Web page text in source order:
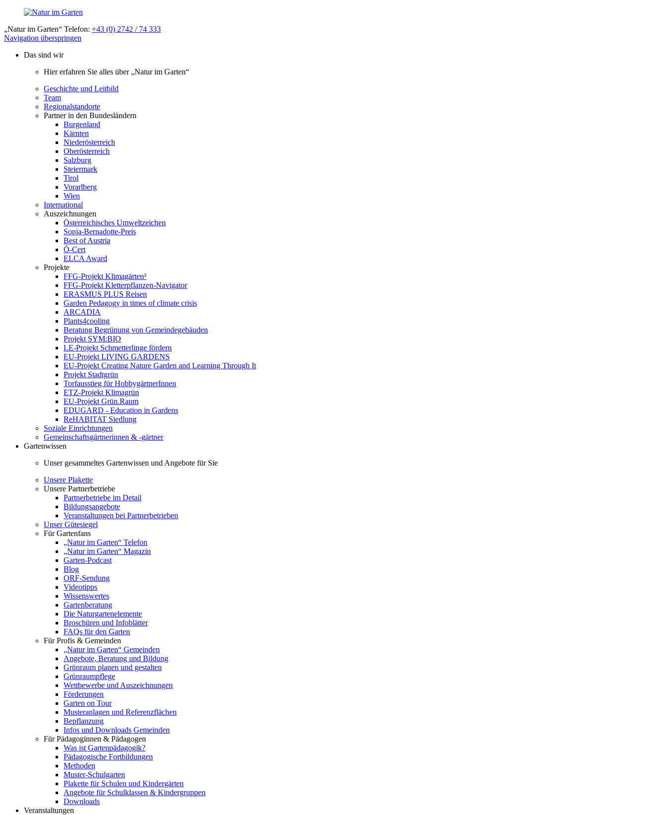
„Natur im Garten“ Telefon: +43 (0) 2742 / 74 333
Navigation überspringen
Das sind wir
Hier erfahren Sie alles über „Natur im Garten“
Geschichte und Leitbild
Team
Regionalstandorte
Partner in den Bundesländern
Burgenland
Kärnten
Niederösterreich
Oberösterreich
Salzburg
Steiermark
Tirol
Vorarlberg
Wien
International
Auszeichnungen
Österreichisches Umweltzeichen
Sonja-Bernadotte-Preis
Best of Austria
Ö-Cert
ELCA Award
Projekte
FFG-Projekt Klimagärten³
FFG-Projekt Kletterpflanzen-Navigator
ERASMUS PLUS Reisen
Garden Pedagogy in times of climate crisis
ARCADIA
Plants4cooling
Beratung Begrünung von Gemeindegebäuden
Projekt SYM:BIO
LE-Projekt Schmetterlinge fördern
EU-Projekt LIVING GARDENS
EU-Projekt Creating Nature Garden and Learning Through It
Projekt Stadtgrün
Torfausstieg für HobbygärtnerInnen
ETZ-Projekt Klimagrün
EU-Projekt Grün.Raum
EDUGARD - Education in Gardens
ReHABITAT Siedlung
Soziale Einrichtungen
Gemeinschaftsgärtnerinnen & -gärtner
Gartenwissen
Unser gesammeltes Gartenwissen und Angebote für Sie
Unsere Plakette
Unsere Partnerbetriebe
Partnerbetriebe im Detail
Bildungsangebote
Veranstaltungen bei Partnerbetrieben
Unser Gütesiegel
Für Gartenfans
„Natur im Garten“ Telefon
„Natur im Garten“ Magazin
Garten-Podcast
Blog
ORF-Sendung
Videotipps
Wissenswertes
Gartenberatung
Die Naturgartenelemente
Broschüren und Infoblätter
FAQs für den Garten
Für Profis & Gemeinden
„Natur im Garten“ Gemeinden
Angebote, Beratung und Bildung
Grünraum planen und gestalten
Grünraumpflege
Wettbewerbe und Auszeichnungen
Förderungen
Garten on Tour
Musteranlagen und Referenzflächen
Bepflanzung
Infos und Downloads Gemeinden
Für Pädagoginnen & Pädagogen
Was ist Gartenpädagogik?
Pädagogische Fortbildungen
Methoden
Muster-Schulgarten
Plakette für Schulen und Kindergärten
Angebote für Schulklassen & Kindergruppen
Downloads
Veranstaltungen